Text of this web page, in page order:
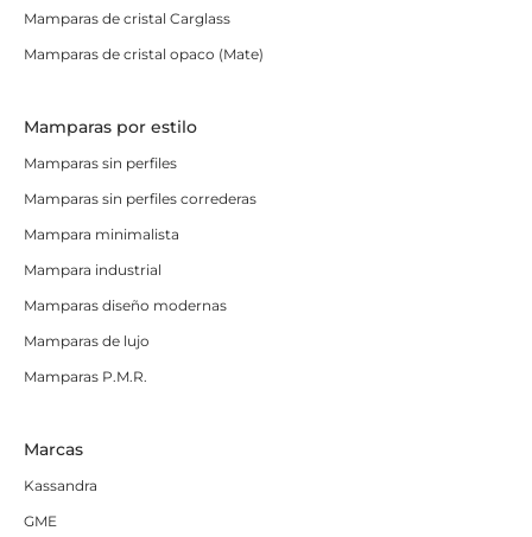
Mamparas de cristal Carglass
Mamparas de cristal opaco (Mate)
Mamparas por estilo
Mamparas sin perfiles
Mamparas sin perfiles correderas
Mampara minimalista
Mampara industrial
Mamparas diseño modernas
Mamparas de lujo
Mamparas P.M.R.
Marcas
Kassandra
GME